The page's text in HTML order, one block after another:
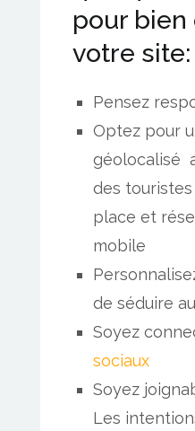
pour
votre site:
Pensez
Optez pour
géolocalisé
des
place et
mobile
de séduire
Soyez
sociaux
Soyez
Les